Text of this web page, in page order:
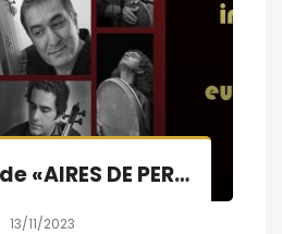
Concierto de «AIRES DE PERSIA»; Ensambles JAVID & ZARBANG en Madrid
13/11/2023